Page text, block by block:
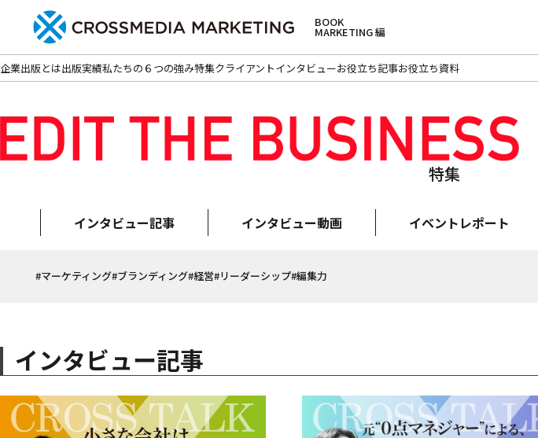
BOOK
MARKETING 編
企業出版とは出版実績私たちの６つの強み特集クライアントインタビューお役立ち記事お役立ち資料
特集
インタビュー記事 インタビュー動画 イベントレポート
#マーケティング#ブランディング#経営#リーダーシップ#編集力
インタビュー記事